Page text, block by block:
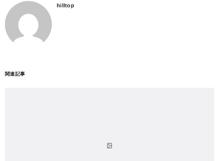
hilltop
関連記事